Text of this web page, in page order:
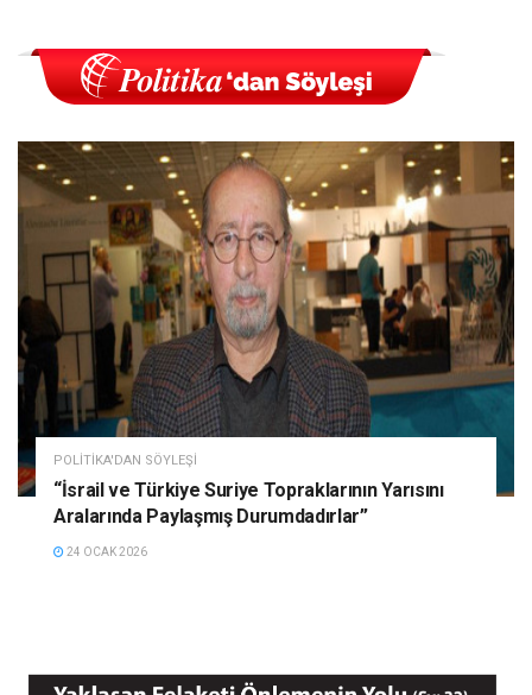
POLITIKA'DAN SÖYLEŞI
“İsrail ve Türkiye Suriye Topraklarının Yarısını
Aralarında Paylaşmış Durumdadırlar”
24 OCAK 2026